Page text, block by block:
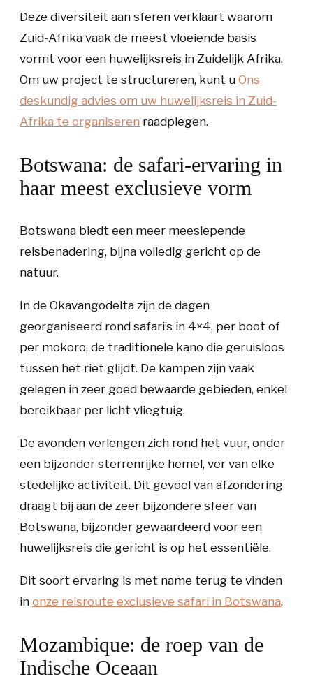
Deze diversiteit aan sferen verklaart waarom
Zuid-Afrika vaak de meest vloeiende basis
vormt voor een huwelijksreis in Zuidelijk Afrika.
Om uw project te structureren, kunt u Ons
deskundig advies om uw huwelijksreis in Zuid-
Afrika te organiseren raadplegen.
Botswana: de safari-ervaring in
haar meest exclusieve vorm
Botswana biedt een meer meeslepende
reisbenadering, bijna volledig gericht op de
natuur.
In de Okavangodelta zijn de dagen
georganiseerd rond safari’s in 4×4, per boot of
per mokoro, de traditionele kano die geruisloos
tussen het riet glijdt. De kampen zijn vaak
gelegen in zeer goed bewaarde gebieden, enkel
bereikbaar per licht vliegtuig.
De avonden verlengen zich rond het vuur, onder
een bijzonder sterrenrijke hemel, ver van elke
stedelijke activiteit. Dit gevoel van afzondering
draagt bij aan de zeer bijzondere sfeer van
Botswana, bijzonder gewaardeerd voor een
huwelijksreis die gericht is op het essentiële.
Dit soort ervaring is met name terug te vinden
in onze reisroute exclusieve safari in Botswana.
Mozambique: de roep van de
Indische Oceaan